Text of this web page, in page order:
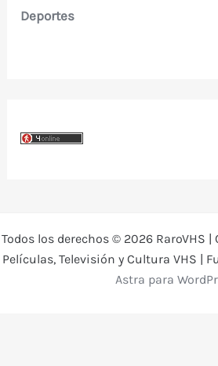
Deportes
Todos los derechos © 2026 RaroVHS
Películas, Televisión y Cultura VHS |
Astra para